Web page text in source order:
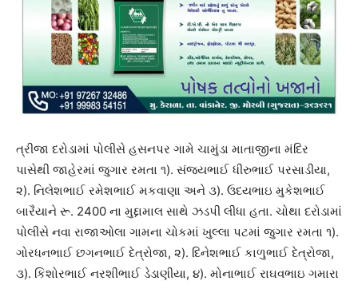
ત્રીજા દરોડામાં પોલીસે હસનપર ગામે ચામુંડા માતાજીના મંદિર
પાસેથી જાહેરમાં જુગાર રમતા ૧). સંજયભાઈ ધીરુભાઈ પરસાડીયા,
૨). નિલેશભાઈ રમેશભાઈ મકવાણા અને ૩). ઉદયભાઇ મુકેશભાઈ
બારૈયાને રૂ. 2400 ના મુદ્દામાલ સાથે ઝડપી લીધા હતા. ચોથા દરોડામાં
પોલીસે નવા રાજાઓલા ગામના ચોકમાં ખુલ્લા પટમાં જુગાર રમતા ૧).
ગોરધનભાઈ છગનભાઈ દેત્રોજા, ૨). દિનેશભાઈ કાળુભાઈ દેત્રોજા,
૩). કિશોરભાઈ નરશીભાઈ ડેડાણીયા, ૪). મોનાભાઈ રાઘવભાઇ ગમારા